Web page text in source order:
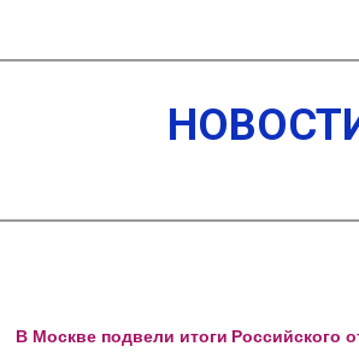
творческого
по
В Москве подвели итоги Российского